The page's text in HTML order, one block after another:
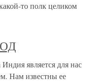
то полк целиком
является для нас
Нам известны ее